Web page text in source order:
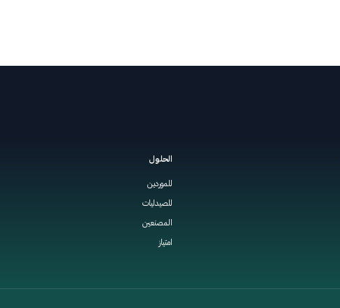
الحلول
للموردين
للصيدليات
المصنعين
امتياز